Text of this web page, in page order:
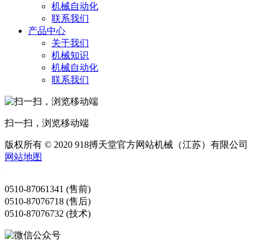
机械自动化
联系我们
产品中心
关于我们
机械知识
机械自动化
联系我们
扫一扫，浏览移动端
版权所有 © 2020 918搏天堂官方网站机械（江苏）有限公司
网站地图
0510-87061341 (售前)
0510-87076718 (售后)
0510-87076732 (技术)